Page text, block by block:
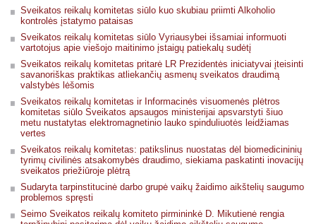
Sveikatos reikalų komitetas siūlo kuo skubiau priimti Alkoholio
kontrolės įstatymo pataisas
Sveikatos reikalų komitetas siūlo Vyriausybei išsamiai informuoti
vartotojus apie viešojo maitinimo įstaigų patiekalų sudėtį
Sveikatos reikalų komitetas pritarė LR Prezidentės iniciatyvai įteisinti
savanoriškas praktikas atliekančių asmenų sveikatos draudimą
valstybės lėšomis
Sveikatos reikalų komitetas ir Informacinės visuomenės plėtros
komitetas siūlo Sveikatos apsaugos ministerijai apsvarstyti šiuo
metu nustatytas elektromagnetinio lauko spinduliuotės leidžiamas
vertes
Sveikatos reikalų komitetas: patikslinus nuostatas dėl biomedicininių
tyrimų civilinės atsakomybės draudimo, siekiama paskatinti inovacijų
sveikatos priežiūroje plėtrą
Sudaryta tarpinstitucinė darbo grupė vaikų žaidimo aikštelių saugumo
problemos spręsti
Seimo Sveikatos reikalų komiteto pirmininkė D. Mikutienė rengia